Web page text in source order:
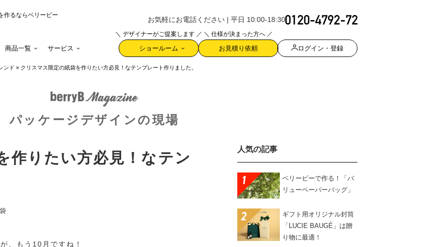
作るならベリービー
お気軽にお電話ください | 平日 10:00-18:30
商品一覧 サービス
＼ デザイナーがご提案します ／
ショールーム
＼ 仕様が決まった方へ ／
お見積り依頼 ログイン・登録
ンド » クリスマス限定の紙袋を作りたい方必見！なテンプレート作りました。
パッケージデザインの現場
作りたい方必見！なテン
、もう10月ですね！
人気の記事
ベリービーで作る！「バ
リューペーパーバッグ」
ギフト用オリジナル封筒
「LUCIE BAUGÉ」は贈
り物に最適！